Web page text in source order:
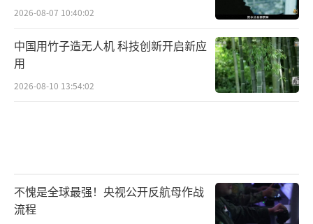
2026-08-07 10:40:02
中国用竹子造无人机 科技创新开启新应
用
2026-08-10 13:54:02
不愧是全球最强！央视公开反航母作战
流程